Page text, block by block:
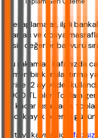
*Hesaplamalar, ilgili
oranları ve dosya
Kesin değerler başvuru
"Bu rakamları kafanızda
hemen bir karşılaştırma
yerine 12 ay vadeli
8.900 TL olur. Toplam
Ne kadar kısa vade,
Ancak aylık ödeme
Detaylı kaynak için faizsiz